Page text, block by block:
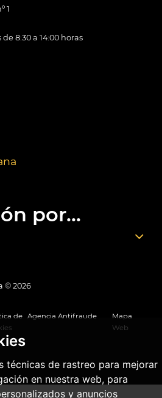
técnicas de rastreo para mejorar
en nuestra web, para
y anuncios
1
8:30 a 14:00 horas
por...
© 2026
de Agencia Antifraude
Mapa
Web